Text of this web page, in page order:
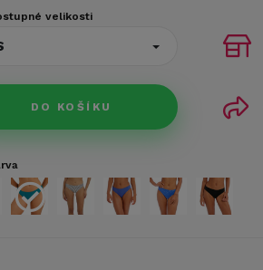
velikosti
DO KOŠÍKU